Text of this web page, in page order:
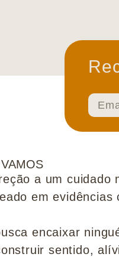
a um cuidado
em evidências
encaixar
sentido,